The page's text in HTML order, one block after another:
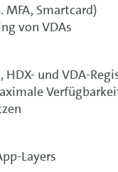
Smartcard)
von VDAs
und VDA-
Layers